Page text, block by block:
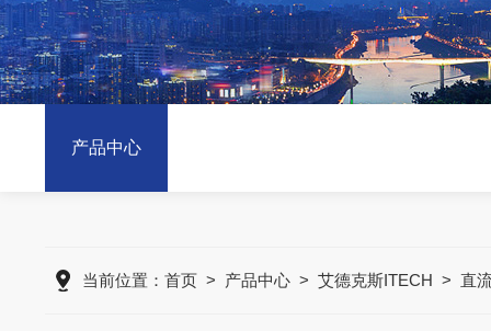
产品中心
当前位置： 首页> 产品中心> 艾德克斯ITECH > 直